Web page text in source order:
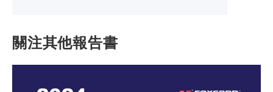
關注其他報告書